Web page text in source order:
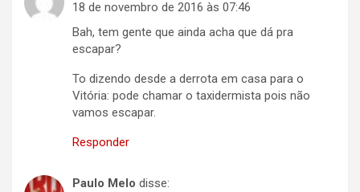
18 de novembro de 2016 às 07:46
Bah, tem gente que ainda acha que dá pra
escapar?
To dizendo desde a derrota em casa para o
Vitória: pode chamar o taxidermista pois não
vamos escapar.
Responder
Paulo Melo disse: